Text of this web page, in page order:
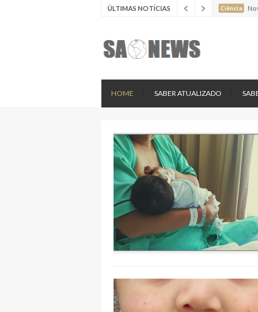
ÚLTIMAS NOTÍCIAS Ciência
HOME SABER ATUALIZADO